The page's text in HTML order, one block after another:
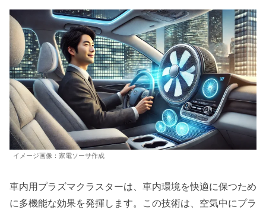
イメージ画像：家電ソーサ作成
車内用プラズマクラスターは、車内環境を快適に保つため
に多機能な効果を発揮します。この技術は、空気中にプラ